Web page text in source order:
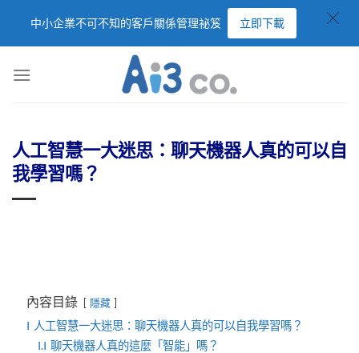
人工智慧一大迷思：聊天機器人真的可以自
我學習嗎？
內容目錄 隱藏
I 人工智慧一大迷思：聊天機器人真的可以自我學習嗎？
I.I 聊天機器人真的這麼「智能」嗎？
中小企業不可不知的客戶關係管理祕笈 立即下載